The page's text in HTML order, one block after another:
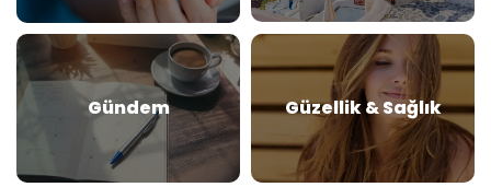
Gündem Güzellik & Sağlık